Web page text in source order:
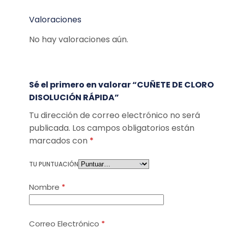
Valoraciones
No hay valoraciones aún.
Sé el primero en valorar “CUÑETE DE CLORO
DISOLUCIÓN RÁPIDA”
Tu dirección de correo electrónico no será
publicada. Los campos obligatorios están
marcados con *
TU PUNTUACIÓN
Nombre *
Correo Electrónico *